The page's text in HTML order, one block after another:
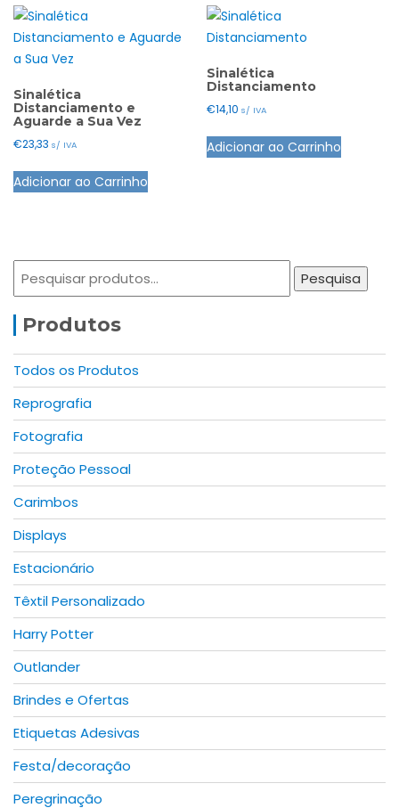
Sinalética
Distanciamento e
Aguarde a Sua Vez
€23,33 s/ IVA
Adicionar ao Carrinho
Sinalética
Distanciamento
€14,10 s/ IVA
Adicionar ao Carrinho
Pesquisar
Pesquisa
Produtos
Todos os Produtos
Reprografia
Fotografia
Proteção Pessoal
Carimbos
Displays
Estacionário
Têxtil Personalizado
Harry Potter
Outlander
Brindes e Ofertas
Etiquetas Adesivas
Festa/decoração
Peregrinação